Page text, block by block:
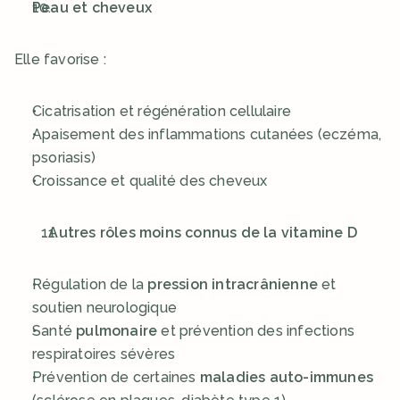
Peau et cheveux
Elle favorise :
Cicatrisation et régénération cellulaire
Apaisement des inflammations cutanées (eczéma,
psoriasis)
Croissance et qualité des cheveux
. Autres rôles moins connus de la vitamine D
Régulation de la pression intracrânienne et
soutien neurologique
Santé pulmonaire et prévention des infections
respiratoires sévères
Prévention de certaines maladies auto-immunes